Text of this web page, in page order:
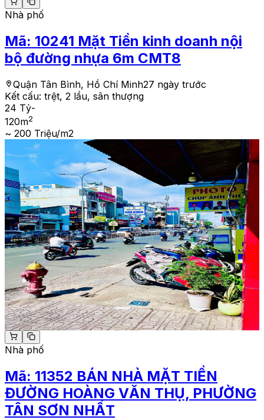
Nhà phố
Mã: 10241 Mặt Tiền kinh doanh nội
bộ đường nhựa 6m CMT8
Quận Tân Bình, Hồ Chí Minh27 ngày trước
Kết cấu: trệt, 2 lầu, sân thượng
24 Tỷ-
120m2
~ 200 Triệu/m2
Nhà phố
Mã: 11352 BÁN NHÀ MẶT TIỀN
ĐƯỜNG HOÀNG VĂN THỤ, PHƯỜNG
TÂN SƠN NHẤT